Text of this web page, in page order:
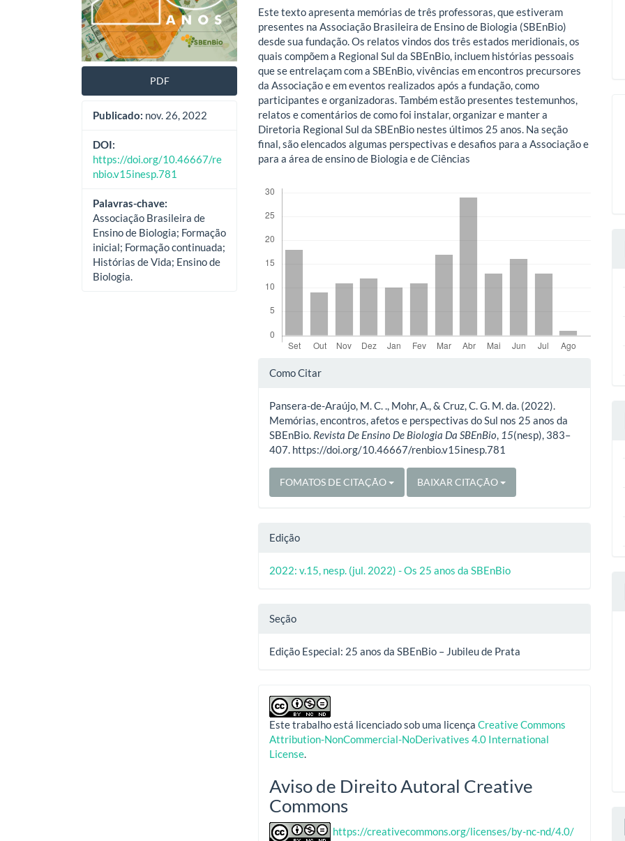
PDF
Publicado: nov. 26, 2022
DOI:
https://doi.org/10.46667/re
nbio.v15inesp.781
Palavras-chave:
Associação Brasileira de
Ensino de Biologia; Formação
inicial; Formação continuada;
Histórias de Vida; Ensino de
Biologia.
Este texto apresenta memórias de três professoras, que estiveram
presentes na Associação Brasileira de Ensino de Biologia (SBEnBio)
desde sua fundação. Os relatos vindos dos três estados meridionais, os
quais compõem a Regional Sul da SBEnBio, incluem histórias pessoais
que se entrelaçam com a SBEnBio, vivências em encontros precursores
da Associação e em eventos realizados após a fundação, como
participantes e organizadoras. Também estão presentes testemunhos,
relatos e comentários de como foi instalar, organizar e manter a
Diretoria Regional Sul da SBEnBio nestes últimos 25 anos. Na seção
final, são elencados algumas perspectivas e desafios para a Associação e
para a área de ensino de Biologia e de Ciências
Detalhes
artigo
Como Citar
Pansera-de-Araújo, M. C. ., Mohr, A., & Cruz, C. G. M. da. (2022).
Memórias, encontros, afetos e perspectivas do Sul nos 25 anos da
SBEnBio. Revista De Ensino De Biologia Da SBEnBio 15(nesp), 383–
407. https://doi.org/10.46667/renbio.v15inesp.781
FOMATOS DE CITAÇÃO BAIXAR CITAÇÃO
Edição
2022: v.15, nesp. (jul. 2022) - Os 25 anos da SBEnBio
Seção
Edição Especial: 25 anos da SBEnBio – Jubileu de Prata
Este trabalho está licenciado sob uma licençaCreative Commons
Attribution-NonCommercial-NoDerivatives 4.0 International
License
Aviso de Direito Autoral Creative
Commons
https://creativecommons.org/licenses/by-nc-nd/4.0/